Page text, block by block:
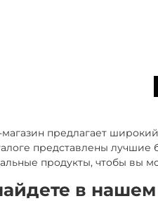
предлагает
представлены
продукты, чтобы вы
в нашем